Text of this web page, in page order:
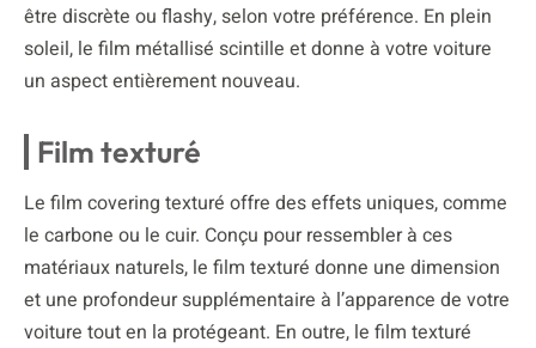
être discrète ou flashy, selon votre préférence. En plein
soleil, le film métallisé scintille et donne à votre voiture
un aspect entièrement nouveau.
Film texturé
Le film covering texturé offre des effets uniques, comme
le carbone ou le cuir. Conçu pour ressembler à ces
matériaux naturels, le film texturé donne une dimension
et une profondeur supplémentaire à l’apparence de votre
voiture tout en la protégeant. En outre, le film texturé